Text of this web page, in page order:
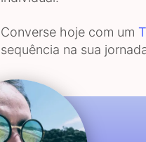
Converse hoje com um
sequência na sua